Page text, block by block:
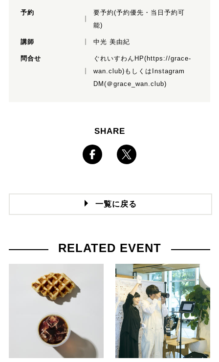
予約
要予約(予約優先・当日予約可
能)
講師 中光 美由紀
問合せ
ぐれいすわんHP(https://grace-
wan.club)もしくはInstagram
DM(＠grace_wan.club)
SHARE
一覧に戻る
RELATED EVENT